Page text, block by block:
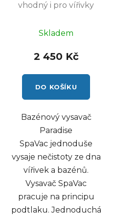
vhodný i pro vířivky
Skladem
2 450 Kč
DO KOŠÍKU
Bazénový vysavač
Paradise
SpaVac jednoduše
vysaje nečistoty ze dna
vířivek a bazénů.
Vysavač SpaVac
pracuje na principu
podtlaku. Jednoduchá